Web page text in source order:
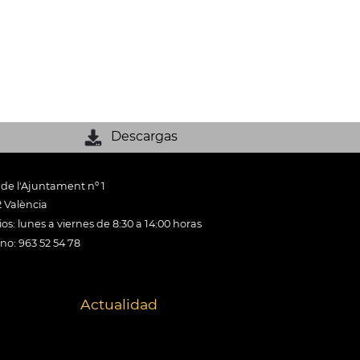
Descargas
l'Ajuntament nº 1
València
lunes a viernes de 8:30 a 14:00 horas
963 52 54 78
Actualidad